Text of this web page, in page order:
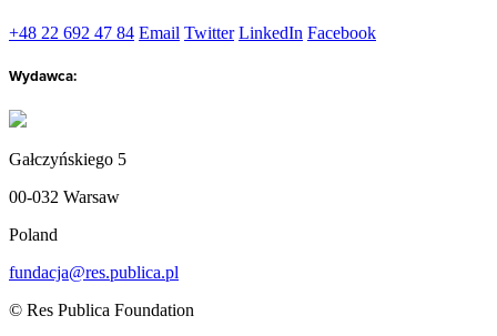
+48 22 692 47 84 Email Twitter LinkedIn Facebook
Wydawca:
Gałczyńskiego 5
00-032 Warsaw
Poland
fundacja@res.publica.pl
© Res Publica Foundation